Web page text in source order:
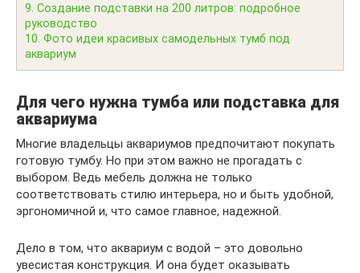
9. Создание подставки на 200 литров: подробное
руководство
10. Фото идеи красивых самодельных тумб под
аквариум
Для чего нужна тумба или подставка для
аквариума
Многие владельцы аквариумов предпочитают покупать
готовую тумбу. Но при этом важно не прогадать с
выбором. Ведь мебель должна не только
соответствовать стилю интерьера, но и быть удобной,
эргономичной и, что самое главное, надежной.
Дело в том, что аквариум с водой – это довольно
увесистая конструкция. И она будет оказывать